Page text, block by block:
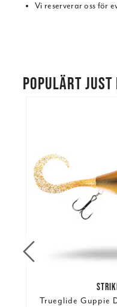
Vi reserverar oss för
POPULÄRT JUST
Trueglide Guppie